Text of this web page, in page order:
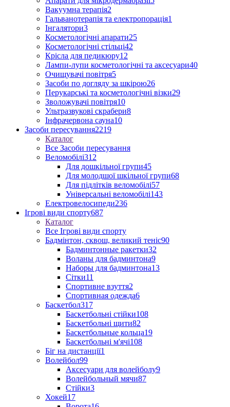
Вакуумна терапія2
Гальванотерапія та електропорація1
Інгалятори3
Косметологічні апарати25
Косметологічні стільці42
Крісла для педикюру12
Лампи-лупи косметологічні та аксесуари40
Очищувачі повітря5
Засоби по догляду за шкірою26
Перукарські та косметологічні візки29
Зволожувачі повітря10
Ультразвукові скрабери8
Інфрачервона сауна10
Засоби пересування2219
Каталог
Все Засоби пересування
Веломобілі312
Для дошкільної групи45
Для молодшої шкільної групи68
Для підлітків веломобілі57
Універсальні веломобілі143
Електровелосипеди236
Ігрові види спорту687
Каталог
Все Ігрові види спорту
Бадмінтон, сквош, великий теніс90
Бадминтонные ракетки32
Воланы для бадминтона9
Наборы для бадминтона13
Сітки11
Спортивне взуття2
Спортивная одежда6
Баскетбол317
Баскетбольні стійки108
Баскетбольні щити82
Баскетбольные кольца19
Баскетбольні м'ячі108
Біг на дистанції1
Волейбол99
Аксесуари для волейболу9
Волейбольный мячи87
Стійки3
Хокей17